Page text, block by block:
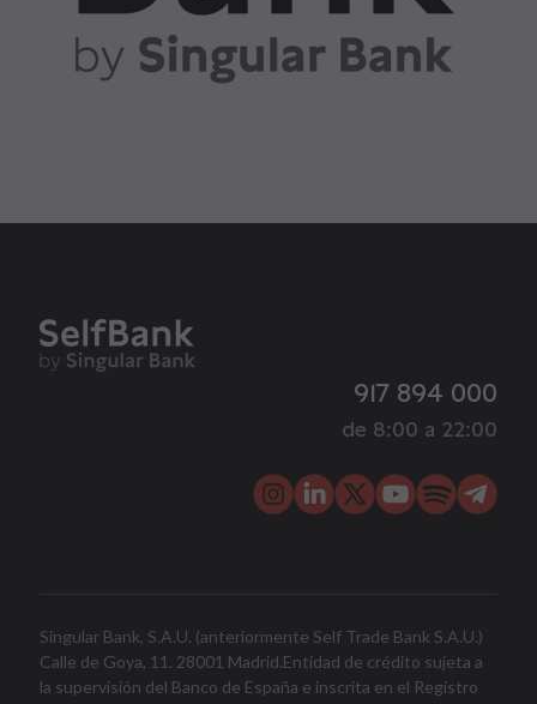
917 894 000
de 8:00 a 22:00
Singular Bank, S.A.U. (anteriormente Self Trade Bank S.A.U.)
Calle de Goya, 11. 28001 Madrid.Entidad de crédito sujeta a
la supervisión del Banco de España e inscrita en el Registro